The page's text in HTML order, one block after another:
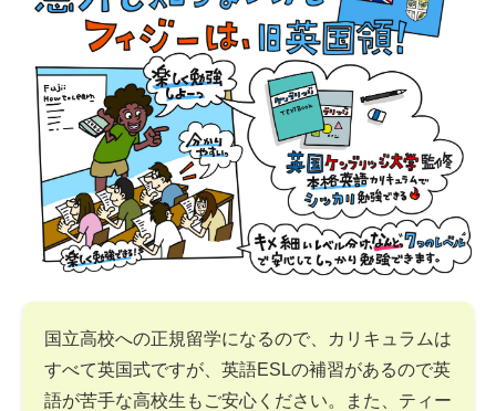
国立高校への正規留学になるので、カリキュラムは
すべて英国式ですが、英語ESLの補習があるので英
語が苦手な高校生もご安心ください。また、ティー